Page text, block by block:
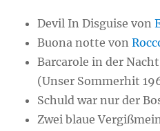
Devil In Disguise von
Buona notte von
Barcarole in der
(Unser Sommerhit
Schuld war nur der
Zwei blaue